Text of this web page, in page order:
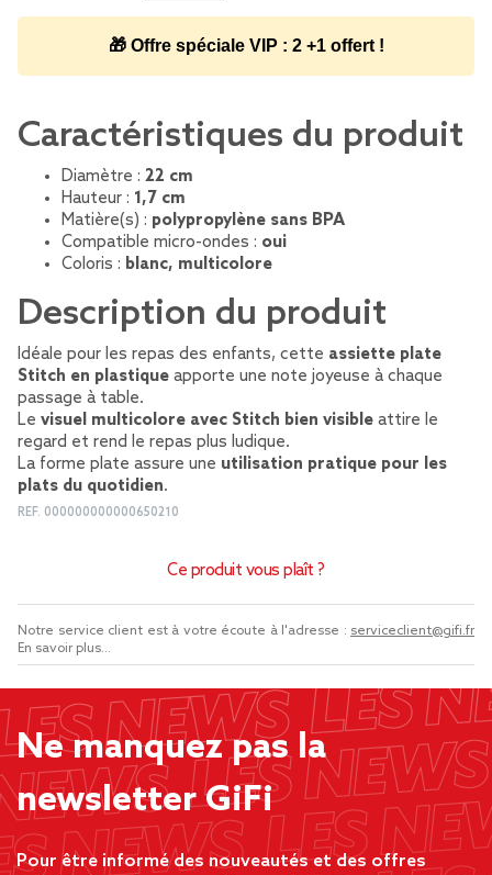
🎁 Offre spéciale VIP : 2 +1 offert !
Caractéristiques du produit
Diamètre : 22 cm
Hauteur : 1,7 cm
Matière(s) : polypropylène sans BPA
Compatible micro-ondes : oui
Coloris : blanc, multicolore
Description du produit
Idéale pour les repas des enfants, cette assiette plate
Stitch en plastique apporte une note joyeuse à chaque
passage à table.
Le visuel multicolore avec Stitch bien visible attire le
regard et rend le repas plus ludique.
La forme plate assure une utilisation pratique pour les
plats du quotidien.
REF. 000000000000650210
Ce produit vous plaît ?
Notre service client est à votre écoute à l'adresse : serviceclient@gifi.fr
En savoir plus...
Ne manquez pas la
newsletter GiFi
Pour être informé des nouveautés et des offres